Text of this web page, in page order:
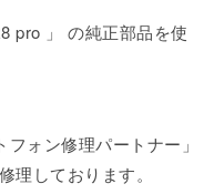
pro 」 の純正部品を使
ォン修理パートナー」
理しております。